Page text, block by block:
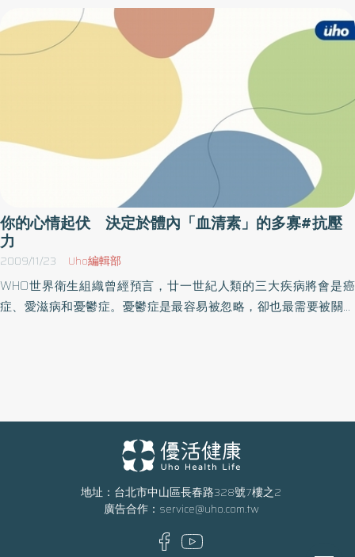
運動外，還必須滿足一些其他條件才能保持健康，如之前章節所
述。之後我會繼續介紹其他相關條件。不過，如果某個人其他地方
都做得正確，只是缺乏運動而已，那麼運動也許真的能夠完全降低
阿茲海默症罹病風險至零。運動量足夠 可改善膽固醇數值身體活
動對頭腦有益；不僅有益於海馬迴，亦可改善腦部其他功能。常活
動者比四體不勤者較具有抗壓力，因為他們的神經元生成作用也扮
演著決定性角色。他們較能將不重要的事情拋在腦後，並在衝突情
境中較容易做出決定。運動量足夠，尚可改善膽固醇數值，使心血
管循環系統運作更經濟，並降低血壓。如果白天讓身體勞動，但不
過量，睡眠也會變得更恬靜。所有這些效果(而且還有更多好處)加在
一起，不僅能降低由海馬迴變小所導致的失智風險機率(阿茲海默
症)，亦可降低血管型失智(中風)風險。（本文摘自／失智可以預防，
更可以治癒／商周出版）
苔癬患者來說，100％和精神壓力有關，其次是90％以上的復發性
口腔潰瘍；其他如口乾舌燥，都和壓力脫不了關係。適當的壓力對
人體有喚醒作用，腎上腺會在短期承受高度壓力時，分泌大量皮質
醇，刺激身體釋放能量對抗外來壓力。但現代人長期承受過重壓
力，腎上腺因此工作過度而疲乏，皮質醇分泌不足，導致人們無法
有效對抗壓力，並造成中樞神經系統、內分泌系統和免疫系統的相
互反應，免疫力降低，進而表現出身心各方面症狀，比如：反覆發
作的憂鬱症、失眠、頭痛、經常感冒、消化不良，甚至引發「癌前
症狀」。情緒與免疫的關係是許多學者近年來研究的課題，精神緊
張等心理因素，可影響「自體免疫性疾病」的誘發、症狀演變、疾
病的預後、甚至抵消療效的反應。眾多的事實，使人們相信情緒障
礙，特別是緊張刺激引起的負性情緒體驗，可以改變機體免疫功
能、而增加個體對疾病的易感性。情緒與免疫的研究，還涉及到腫
瘤與自體免疫疾病問題。目前不僅證實良性與惡性腫瘤的女性患者
間的心理反應不同，而且一些前瞻性研究也顯示，那些有可疑的子
症候群）的自體抗體等，也有類似的情形，不當的情緒壓力，會打
破免疫平衡，造成免疫失調，使得自體抗體或腫瘤指標濃度升高。
情緒與免疫的一些證據，可以從研究中得到證實，比方離婚、是一
個較嚴重的生活事件，情緒的變化也較為複雜，因而引起的免疫學
變化也很複雜。參加考試的學生，在參加考試的當天與考試前後壓
體驗，手術前的精神壓力，可影響到淋巴細胞對刺激物的反應，尤
你的心情起伏 決定於體內「血清素」的多寡#抗壓
力
2009/11/23 Uho編輯部
WHO世界衛生組織曾經預言，廿一世紀人類的三大疾病將會是癌
症、愛滋病和憂鬱症。憂鬱症是最容易被忽略，卻也最需要被關心
素是血液中的血清素，它是一種神經傳導物質，細胞之間相互通信
的化學分子。研究證實，血清素減少時，會出現退縮、悲觀、鬱
悶、失眠、記憶衰退等現象。目前治療憂鬱症的抗憂鬱劑幾乎都是
針對血清素，增加血清素分泌或提高血清素在神經突觸的濃度，達
到鎮定情緒、解除焦慮的作用。食物裡面並沒有血清素，但是具有
地址：台北市中山區長春路328號7樓之2
廣告合作： service@uho.com.tw